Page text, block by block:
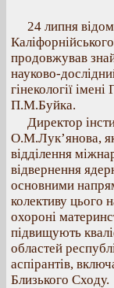
24 липня
продовжував
науково-
гінекології
П.М.Буйка.
Директор
О.М.Лук’янова,
відділення
відвернення
основними
колективу цього
охороні
підвищують
областей
аспірантів,
Близького Сходу.